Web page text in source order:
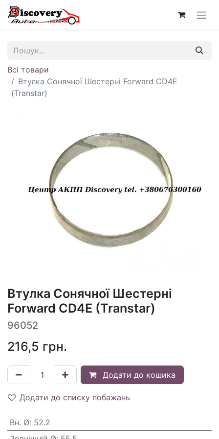
Всі товари
Втулка Сонячної Шестерні Forward CD4E
(Transtar)
Втулка Сонячної Шестерні
Forward CD4E (Transtar)
96052
216,5 грн.
Додати до кошика
Додати до списку побажань
Вн. Ø: 52.2